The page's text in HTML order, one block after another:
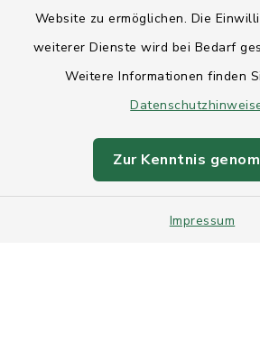
Website zu ermöglichen. Die
weiterer Dienste wird bei Bedarf
Weitere Informationen finden
Zur Kenntnis
Impressum
Datenschutz
Sitemap
Intranet